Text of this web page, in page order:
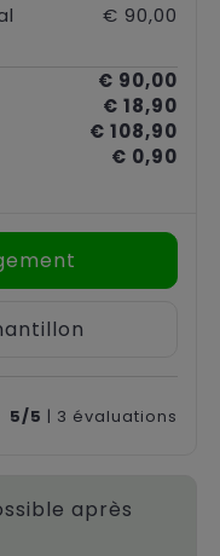
€ 90,00
€ 90,00
€ 18,90
€ 108,90
€ 0,90
5/5 | 3 évaluations
après